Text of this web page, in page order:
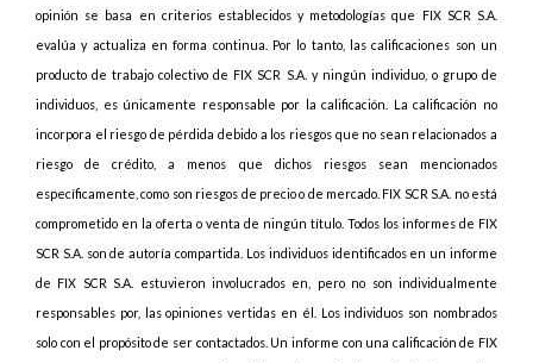
opinión se basa en criterios establecidos y metodologías que FIX SCR S.A.
evalúa y actualiza en forma continua. Por lo tanto, las calificaciones son un
producto de trabajo colectivo de FIX SCR S.A. y ningún individuo, o grupo de
individuos, es únicamente responsable por la calificación. La calificación no
incorpora el riesgo de pérdida debido a los riesgos que no sean relacionados a
riesgo de crédito, a menos que dichos riesgos sean mencionados
específicamente, como son riesgos de precio o de mercado. FIX SCR S.A. no está
comprometido en la oferta o venta de ningún título. Todos los informes de FIX
SCR S.A. son de autoría compartida. Los individuos identificados en un informe
de FIX SCR S.A. estuvieron involucrados en, pero no son individualmente
responsables por, las opiniones vertidas en él. Los individuos son nombrados
solo con el propósito de ser contactados. Un informe con una calificación de FIX